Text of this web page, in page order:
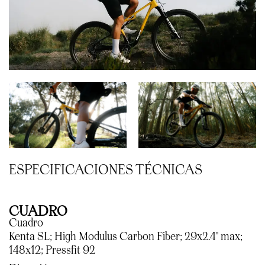
ESPECIFICACIONES TÉCNICAS
CUADRO
Cuadro
Kenta SL; High Modulus Carbon Fiber; 29x2.4" max;
148x12; Pressfit 92